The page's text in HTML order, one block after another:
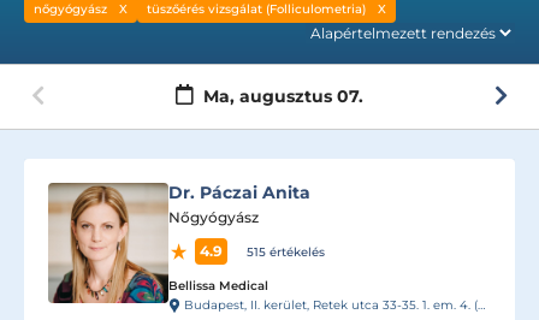
nőgyógyász tüszőérés vizsgálat (Folliculometria)
Ma, augusztus 07.
Dr. Páczai Anita
Nőgyógyász
4.9
515 értékelés
Bellissa Medical
Budapest, II. kerület, Retek utca 33-35. 1. em. 4. (kapucsengő: 17)